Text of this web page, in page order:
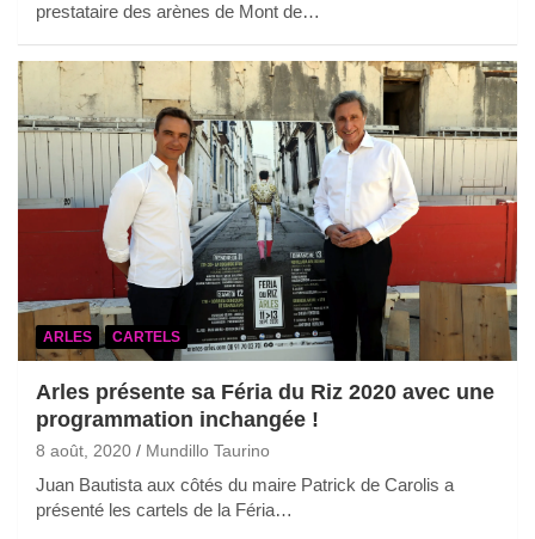
prestataire des arènes de Mont de…
ARLES CARTELS
Arles présente sa Féria du Riz 2020 avec une
programmation inchangée !
8 août, 2020 Mundillo Taurino
Juan Bautista aux côtés du maire Patrick de Carolis a
présenté les cartels de la Féria…